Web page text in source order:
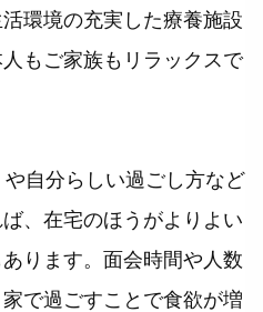
環境の充実した療養施設
もご家族もリラックスで
自分らしい過ごし方など
、在宅のほうがよりよい
ります。面会時間や人数
で過ごすことで食欲が増